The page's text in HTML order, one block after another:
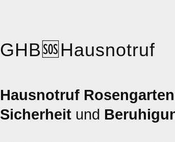
GHB🆘Hausnotruf
Hausnotruf
Sicherheit und